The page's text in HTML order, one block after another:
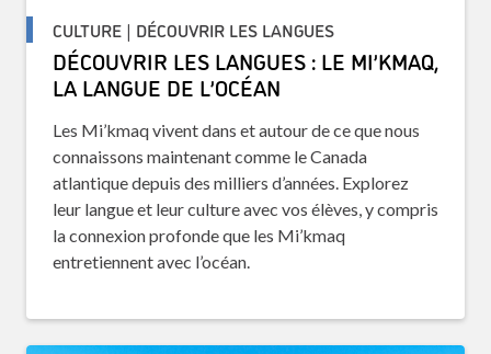
CULTURE | DÉCOUVRIR LES LANGUES
DÉCOUVRIR LES LANGUES : LE MI’KMAQ,
LA LANGUE DE L’OCÉAN
Les Mi’kmaq vivent dans et autour de ce que nous
connaissons maintenant comme le Canada
atlantique depuis des milliers d’années. Explorez
leur langue et leur culture avec vos élèves, y compris
la connexion profonde que les Mi’kmaq
entretiennent avec l’océan.